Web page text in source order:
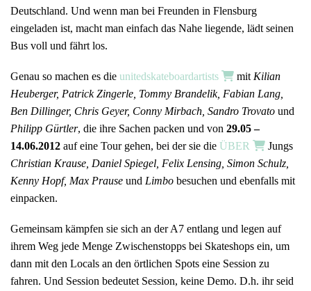
Deutschland. Und wenn man bei Freunden in Flensburg
eingeladen ist, macht man einfach das Nahe liegende, lädt seinen
Bus voll und fährt los.
Genau so machen es die unitedskateboardartists mit Kilian
Heuberger, Patrick Zingerle, Tommy Brandelik, Fabian Lang,
Ben Dillinger, Chris Geyer, Conny Mirbach, Sandro Trovato und
Philipp Gürtler, die ihre Sachen packen und von 29.05 –
14.06.2012 auf eine Tour gehen, bei der sie die ÜBER
Jungs
Christian Krause, Daniel Spiegel, Felix Lensing, Simon Schulz,
Kenny Hopf, Max Prause und Limbo besuchen und ebenfalls mit
einpacken.
Gemeinsam kämpfen sie sich an der A7 entlang und legen auf
ihrem Weg jede Menge Zwischenstopps bei Skateshops ein, um
dann mit den Locals an den örtlichen Spots eine Session zu
fahren. Und Session bedeutet Session, keine Demo. D.h. ihr seid